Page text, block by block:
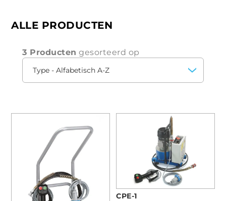
ALLE PRODUCTEN
3 Producten gesorteerd op
CPE-1